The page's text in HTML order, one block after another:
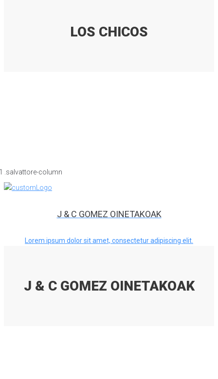
LOS CHICOS
J & C GOMEZ OINETAKOAK
Lorem ipsum dolor sit amet, consectetur adipiscing elit.
J & C GOMEZ OINETAKOAK